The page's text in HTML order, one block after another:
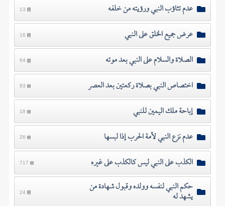
عدم تثاؤب النبي ورؤيته من خلفه 13
عرض جميع الخلق على النبي 16
الصلاة والسلام على النبي بعد موته 64
اختصاص النبي بصلاة ركعتين بعد العصر 83
إباحة ملك اليمين للنبي 18
عدم نزع النبي لأمة الحرب إذا لبسها 26
الكذب على النبي ليس كالكذب على غيره 717
حكم النبي لنفسه وولده وقبول شهادة من
يشهد له 24